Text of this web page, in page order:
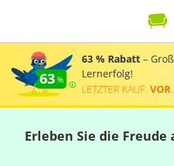
63
63 % Rabatt –
Lernerfolg!
LETZTER KAUF:
Erleben Sie die